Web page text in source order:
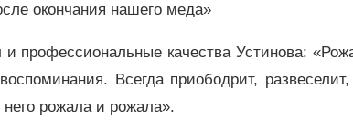
окончания нашего меда»
профессиональные качества Устинова:
Всегда приободрит, развеселит,
рожала и рожала».